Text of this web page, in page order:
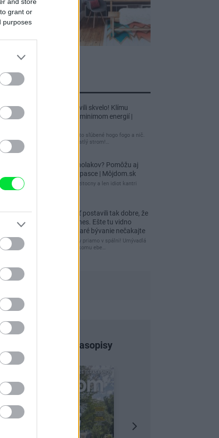
grant or
purposes
príspevky
Re: Tento dom postavili skvelo! Klímu
netreba, kúriť stačí s minimom energií |
tuctový barák, čakal som to sľúbené hogo fogo a nič.
Záhrada nuda, žiadny vzrastlý strom!…
Re: Ako sa zbaviť ucholakov? Pomôžu aj
jednoduché domáce pasce | Môjdom.sk
blbeckovia, "ucholak" je uzitocny a len idiot kantri
uzitocny hmyz
Re: Vidiecku usadlosť postavili tak dobre, že
domáceho chráni i dnes. Ešte tu vidno
kamenné múry, no staré bývanie nečakajte
čakám kedy budú wc misy priamo v spálni! Umývadlá
už sú štandardom! Tu niekomu ebe…
Najnovšie časopisy